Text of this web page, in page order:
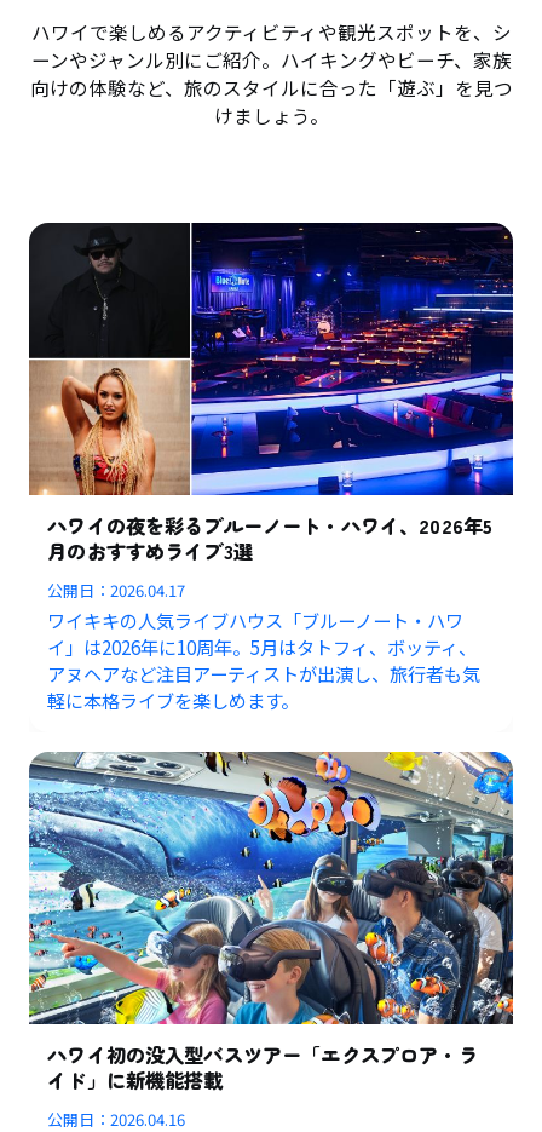
ハワイで楽しめるアクティビティや観光スポットを、シ
ーンやジャンル別にご紹介。ハイキングやビーチ、家族
向けの体験など、旅のスタイルに合った「遊ぶ」を見つ
けましょう。
ハワイの夜を彩るブルーノート・ハワイ、2026年5
月のおすすめライブ3選
公開日：2026.04.17
ワイキキの人気ライブハウス「ブルーノート・ハワ
イ」は2026年に10周年。5月はタトフィ、ボッティ、
アヌヘアなど注目アーティストが出演し、旅行者も気
軽に本格ライブを楽しめます。
ハワイ初の没入型バスツアー「エクスプロア・ラ
イド」に新機能搭載
公開日：2026.04.16